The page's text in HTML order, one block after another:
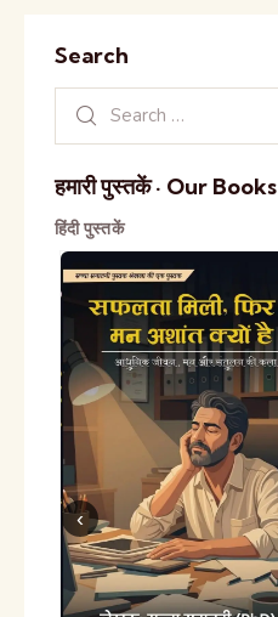
Search
हमारी पुस्तकें · Our Books
हिंदी पुस्तकें